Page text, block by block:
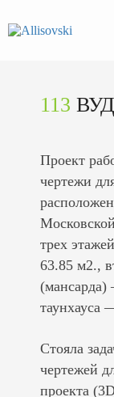
113
Проект
чертежи
трех
63.85 м2.,
таунхауса
Стояла
чертежей
проекта